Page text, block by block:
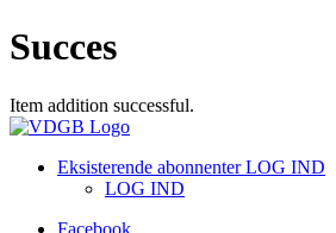
Succes
Item addition successful.
Eksisterende abonnenter LOG IND
LOG IND
Facebook